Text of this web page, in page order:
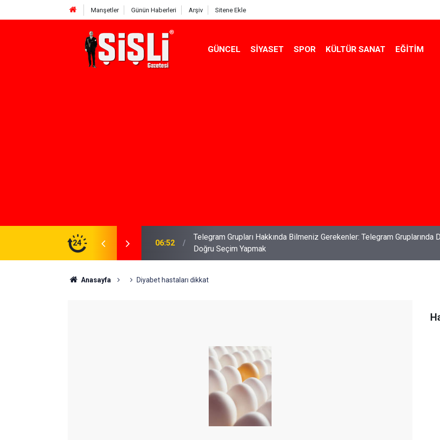
Manşetler Günün Haberleri Arşiv Sitene Ekle
GÜNCEL SIYASET SPOR KÜLTÜR SANAT EĞITIM
24
Gerekenler: Telegram Gruplarında Daha
04:43 İş Davaları: Haklarınızı Bilmek ve Koruma Altına Almak
Anasayfa Diyabet hastaları dikkat